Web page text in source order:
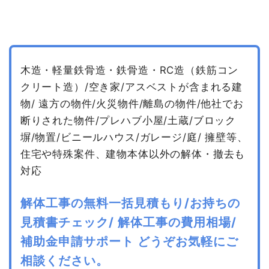
木造・軽量鉄骨造・鉄骨造・RC造（鉄筋コン
クリート造）/空き家/アスベストが含まれる建
物/ 遠方の物件/火災物件/離島の物件/他社でお
断りされた物件/プレハブ小屋/土蔵/ブロック
塀/物置/ビニールハウス/ガレージ/庭/ 擁壁等、
住宅や特殊案件、建物本体以外の解体・撤去も
対応
解体工事の無料一括見積もり/お持ちの
見積書チェック/ 解体工事の費用相場/
補助金申請サポート どうぞお気軽にご
相談ください。